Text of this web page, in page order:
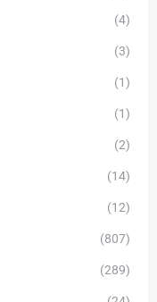
(4)
(3)
(1)
(1)
(2)
(14)
(12)
(807)
(289)